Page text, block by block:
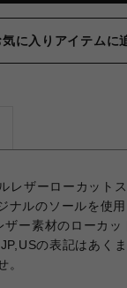
気に入りアイテムに
レザーローカット
ナルのソールを使
ー素材のローカ
の表記はあく
。